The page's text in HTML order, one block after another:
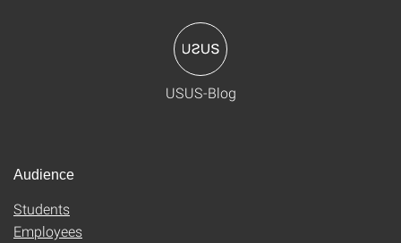
USUS-Blog
Audience
Students
Employees